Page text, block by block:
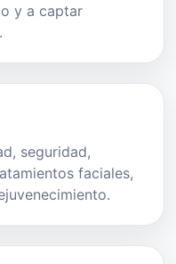
y a captar
seguridad,
faciales,